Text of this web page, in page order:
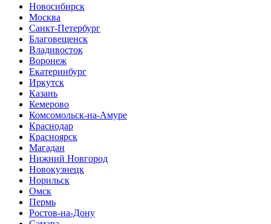
Новосибирск
Москва
Санкт-Петербург
Благовещенск
Владивосток
Воронеж
Екатеринбург
Иркутск
Казань
Кемерово
Комсомольск-на-Амуре
Краснодар
Красноярск
Магадан
Нижний Новгород
Новокузнецк
Норильск
Омск
Пермь
Ростов-на-Дону